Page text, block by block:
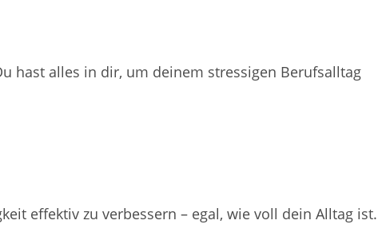
hast alles in dir, um deinem stressigen Berufsalltag
effektiv zu verbessern – egal, wie voll dein Alltag ist.